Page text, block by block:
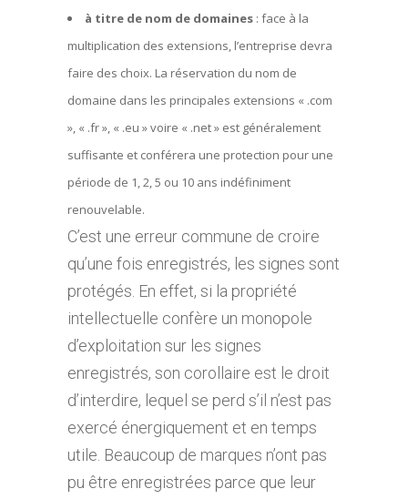
à titre de nom de domaines : face à la
multiplication des extensions, l’entreprise devra
faire des choix. La réservation du nom de
domaine dans les principales extensions « .com
», « .fr », « .eu » voire « .net » est généralement
suffisante et conférera une protection pour une
période de 1, 2, 5 ou 10 ans indéfiniment
renouvelable.
C’est une erreur commune de croire
qu’une fois enregistrés, les signes sont
protégés. En effet, si la propriété
intellectuelle confère un monopole
d’exploitation sur les signes
enregistrés, son corollaire est le droit
d’interdire, lequel se perd s’il n’est pas
exercé énergiquement et en temps
utile. Beaucoup de marques n’ont pas
pu être enregistrées parce que leur